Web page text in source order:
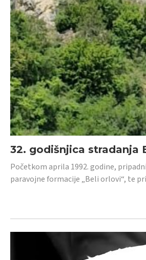
32. godišnjica stradanja
Početkom aprila 1992. godine,
paravojne formacije „Beli orlovi“, te